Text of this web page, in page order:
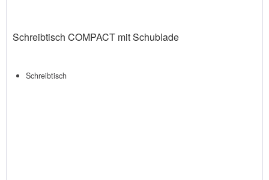
Schreibtisch COMPACT mit Schublade
Schreibtisch